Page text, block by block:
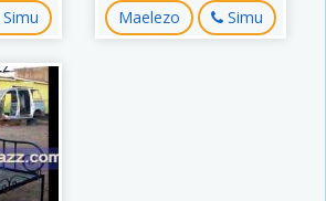
Maelezo Simu